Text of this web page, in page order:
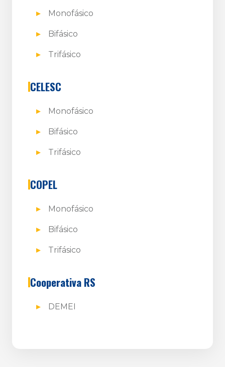
Monofásico
Bifásico
Trifásico
CELESC
Monofásico
Bifásico
Trifásico
COPEL
Monofásico
Bifásico
Trifásico
Cooperativa RS
DEMEI